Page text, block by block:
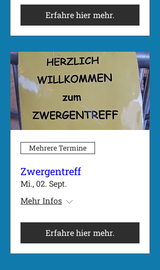
Erfahre hier mehr.
Mehrere Termine
Zwergentreff
Mi., 02. Sept.
Mehr Infos
Erfahre hier mehr.